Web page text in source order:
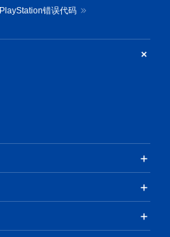
PlayStation错误代码